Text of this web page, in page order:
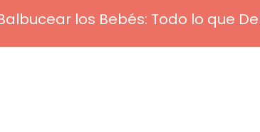
los Bebés: Todo lo que